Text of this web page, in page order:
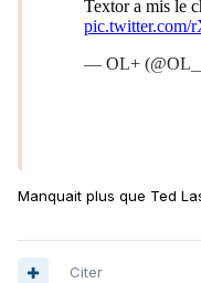
Manquait plus que Ted
Citer